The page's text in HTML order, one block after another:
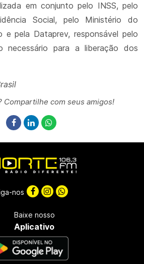
em conjunto pelo INSS, pelo
Social, pelo Ministério do
e pela Dataprev, responsável pelo
necessário para a liberação dos
Compartilhe com seus amigos!
nos
Baixe nosso
Aplicativo